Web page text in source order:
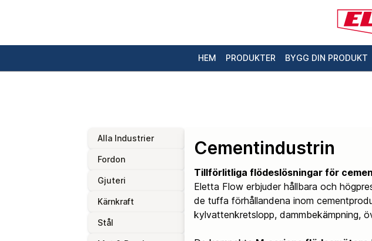
HEM PRODUKTER BYGG DIN PRODUKT
Alla Industrier
Fordon
Gjuteri
Kärnkraft
Stål
Cementindustrin
Tillförlitliga flödeslösningar för
Eletta Flow erbjuder hållbara och
de tuffa förhållandena inom
kylvattenkretslopp, dammbekämpning,